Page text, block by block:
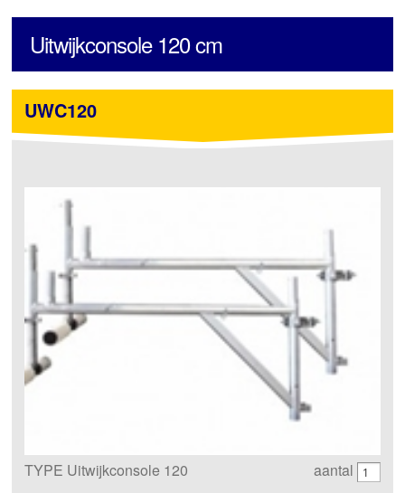
Uitwijkconsole 120 cm
UWC120
TYPE Uitwijkconsole 120
aantal